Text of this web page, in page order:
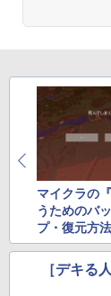
マイクラの
うためのバ
プ・復元方
dows 10版
［デキる